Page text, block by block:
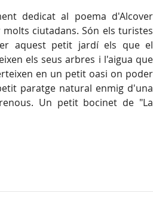
dedicat al poema d'Alcover
ciutadans. Són els turistes
aquest petit jardí els que el
els seus arbres i l'aigua que
en un petit oasi on poder
paratge natural enmig d'una
Un petit bocinet de "La